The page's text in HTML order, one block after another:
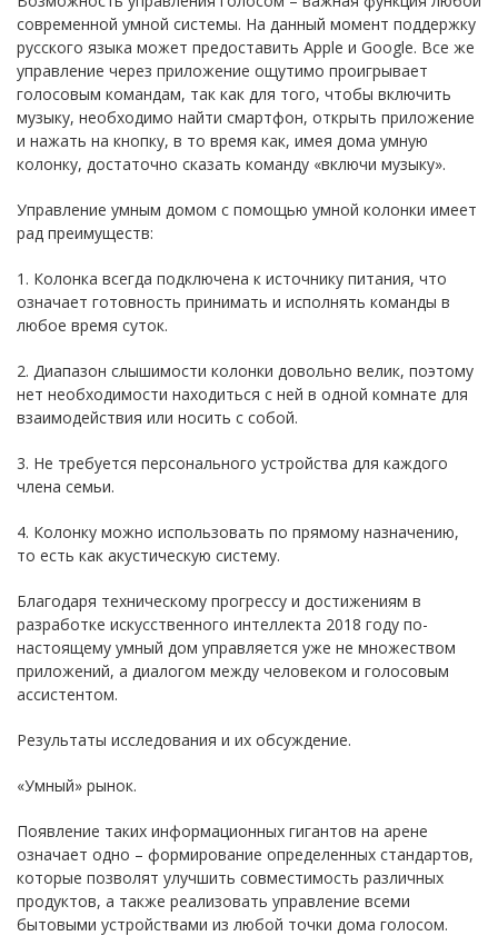
современной умной системы. На данный момент поддержку
русского языка может предоставить Apple и Google. Все же
управление через приложение ощутимо проигрывает
голосовым командам, так как для того, чтобы включить
музыку, необходимо найти смартфон, открыть приложение
и нажать на кнопку, в то время как, имея дома умную
колонку, достаточно сказать команду «включи музыку».
Управление умным домом с помощью умной колонки имеет
рад преимуществ:
1. Колонка всегда подключена к источнику питания, что
означает готовность принимать и исполнять команды в
любое время суток.
2. Диапазон слышимости колонки довольно велик, поэтому
нет необходимости находиться с ней в одной комнате для
взаимодействия или носить с собой.
3. Не требуется персонального устройства для каждого
члена семьи.
4. Колонку можно использовать по прямому назначению,
то есть как акустическую систему.
Благодаря техническому прогрессу и достижениям в
разработке искусственного интеллекта 2018 году по-
настоящему умный дом управляется уже не множеством
приложений, а диалогом между человеком и голосовым
ассистентом.
Результаты исследования и их обсуждение.
«Умный» рынок.
Появление таких информационных гигантов на арене
означает одно – формирование определенных стандартов,
которые позволят улучшить совместимость различных
продуктов, а также реализовать управление всеми
бытовыми устройствами из любой точки дома голосом.